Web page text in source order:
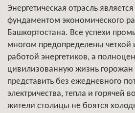
Энергетическая отрасль
фундаментом экономического
Башкортостана. Все успехи
многом предопределены четкой
работой энергетиков, а
цивилизованную жизнь горожан
представить без ежедневного
электричества, тепла и горячей
жители столицы не боятся